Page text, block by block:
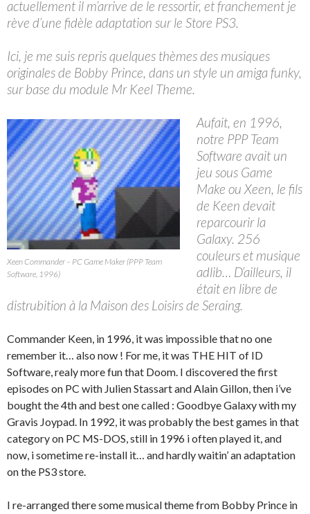
actuellement il m’arrive de le ressortir, et franchement je
rève d’une fidèle adaptation sur le Store PS3.
Ici, je me suis repris quelques thèmes des musiques
originales de Bobby Prince, dans un style un amiga funky,
sur base du module Mr Keel Theme.
Xeen Commander – PC Game Maker (PPP Team
Software, 1996)
Aufait, en 1996,
notre PPP Team
Software avait un
jeu sous Game
Make ou Xeen, le fils
de Keen devait
reparcourir la
Galaxy. 256
couleurs et musique
adlib… D’ailleurs, il
était en libre de
distrubition à la Maison des Loisirs de Seraing.
Commander Keen, in 1996, it was impossible that no one
remember it… also now ! For me, it was THE HIT of ID
Software, realy more fun that Doom. I discovered the first
episodes on PC with Julien Stassart and Alain Gillon, then i’ve
bought the 4th and best one called : Goodbye Galaxy with my
Gravis Joypad. In 1992, it was probably the best games in that
category on PC MS-DOS, still in 1996 i often played it, and
now, i sometime re-install it… and hardly waitin’ an adaptation
on the PS3 store.
I re-arranged there some musical theme from Bobby Prince in